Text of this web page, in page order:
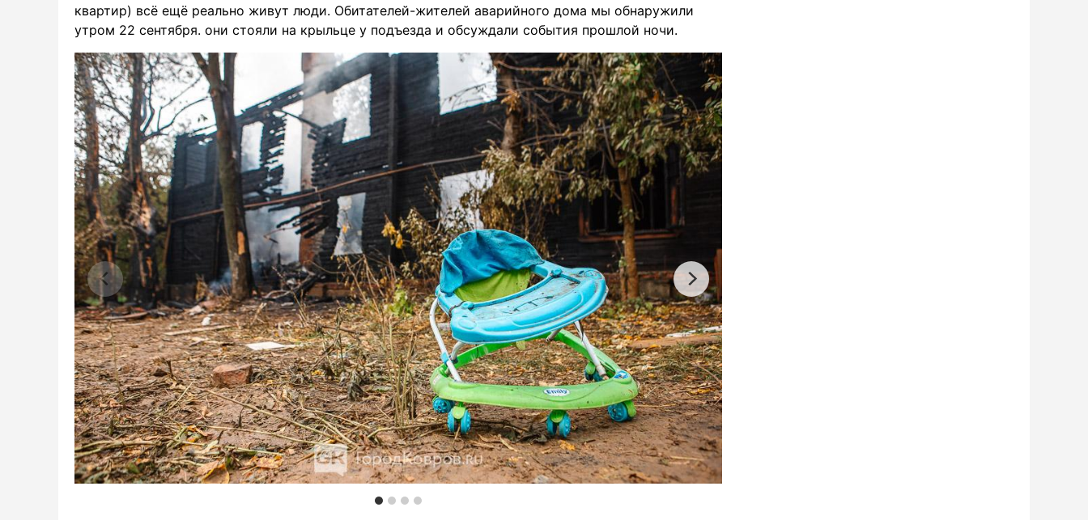
квартир) всё ещё реально живут люди. Обитателей-жителей аварийного дома мы обнаружили
утром 22 сентября. они стояли на крыльце у подъезда и обсуждали события прошлой ночи.